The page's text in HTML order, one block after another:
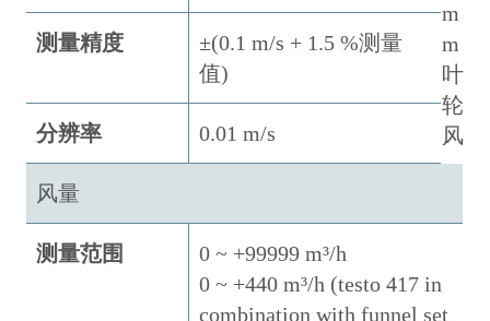
测量精度
±(0.1 m/s + 1.5 %测量
值)
分辨率 0.01 m/s
风量
测量范围
0 ~ +99999 m³/h
0 ~ +440 m³/h (testo 417 in
combination with funnel set
m
m
叶
轮
风